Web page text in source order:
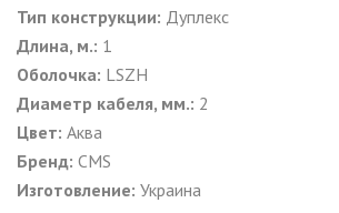
Тип конструкции: Дуплекс
Длина, м.: 1
Оболочка: LSZH
Диаметр кабеля, мм.: 2
Цвет: Аква
Бренд: CMS
Изготовление: Украина